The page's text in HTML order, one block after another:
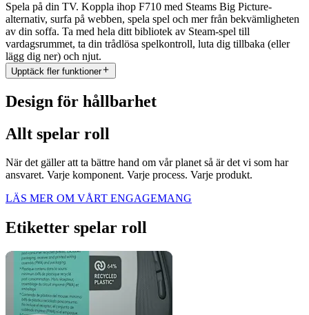
Spela på din TV. Koppla ihop F710 med Steams Big Picture-
alternativ, surfa på webben, spela spel och mer från bekvämligheten
av din soffa. Ta med hela ditt bibliotek av Steam-spel till
vardagsrummet, ta din trådlösa spelkontroll, luta dig tillbaka (eller
lägg dig ner) och njut.
Upptäck fler funktioner
Design för hållbarhet
Allt spelar roll
När det gäller att ta bättre hand om vår planet så är det vi som har
ansvaret. Varje komponent. Varje process. Varje produkt.
LÄS MER OM VÅRT ENGAGEMANG
Etiketter spelar roll